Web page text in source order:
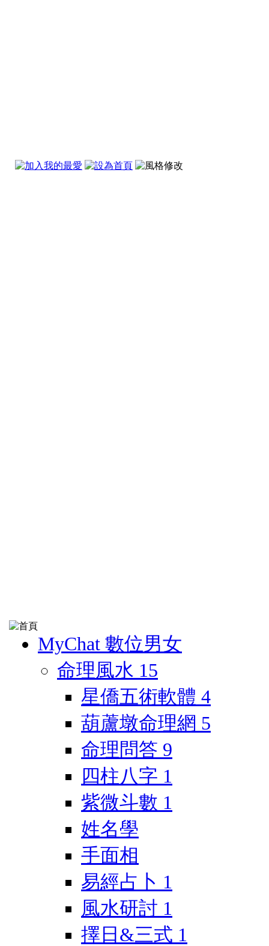
MyChat 數位男女
命理風水 15
星僑五術軟體 4
葫蘆墩命理網 5
命理問答 9
四柱八字 1
紫微斗數 1
姓名學
手面相
易經占卜 1
風水研討 1
擇日&三式 1